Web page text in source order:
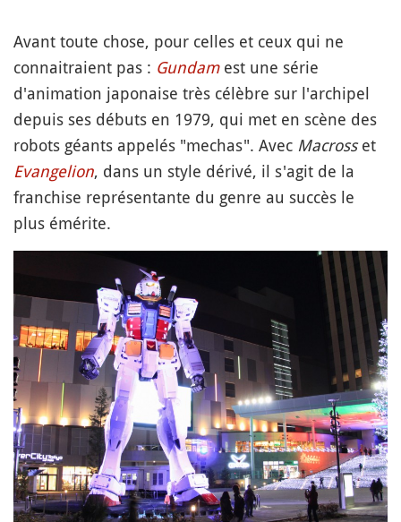
Avant toute chose, pour celles et ceux qui ne
connaitraient pas : Gundamest une série
d'animation japonaise très célèbre sur l'archipel
depuis ses débuts en 1979, qui met en scène des
robots géants appelés "mechas". Avec Macrosset
Evangelion, dans un style dérivé, il s'agit de la
franchise représentante du genre au succès le
plus émérite.